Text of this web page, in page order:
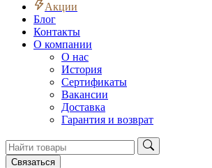
Акции
Блог
Контакты
О компании
О нас
История
Сертификаты
Вакансии
Доставка
Гарантия и возврат
Связаться